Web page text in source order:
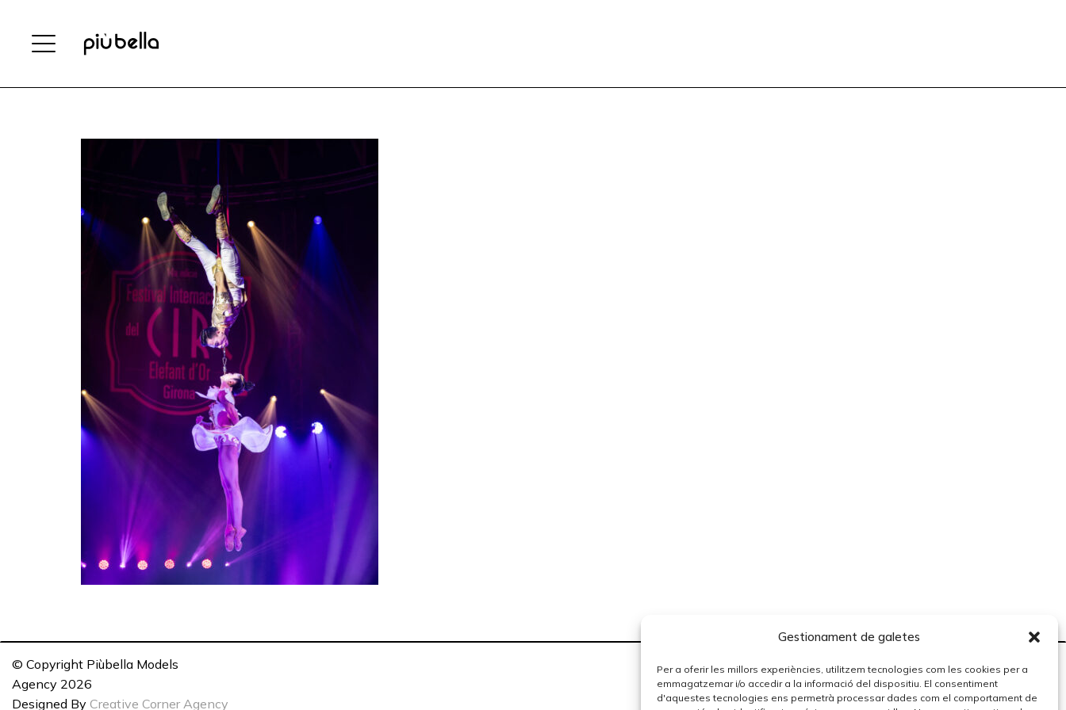
Gestionament de galetes
Per a oferir les millors experiències, utilitzem tecnologies com les cookies per a
emmagatzemar i/o accedir a la informació del dispositiu. El consentiment
d'aquestes tecnologies ens permetrà processar dades com el comportament de
© Copyright Piùbella Models
Agency 2026
Designed By Creative Corner Agency